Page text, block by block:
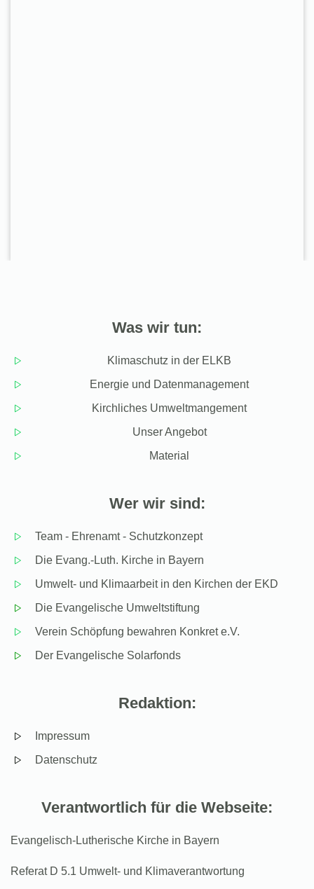
Was wir tun:
Klimaschutz in der ELKB
Energie und Datenmanagement
Kirchliches Umweltmangement
Unser Angebot
Material
Wer wir sind:
Team - Ehrenamt - Schutzkonzept
Die Evang.-Luth. Kirche in Bayern
Umwelt- und Klimaarbeit in den Kirchen der EKD
Die Evangelische Umweltstiftung
Verein Schöpfung bewahren Konkret e.V.
Der Evangelische Solarfonds
Redaktion:
Impressum
Datenschutz
Verantwortlich für die Webseite:
Evangelisch-Lutherische Kirche in Bayern
Referat D 5.1 Umwelt- und Klimaverantwortung